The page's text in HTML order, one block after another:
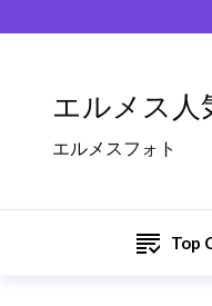
エルメス人
エルメスフォト
Top